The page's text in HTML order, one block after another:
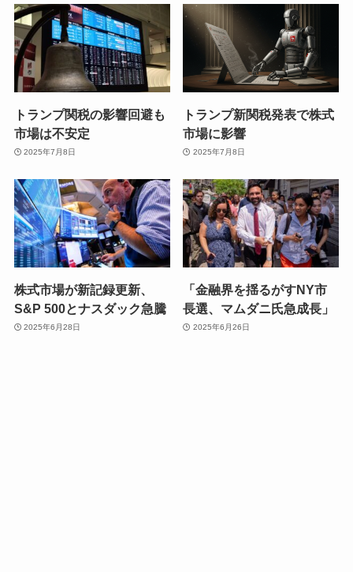
トランプ関税の影響回避も
市場は不安定
2025年7月8日
トランプ新関税発表で株式
市場に影響
2025年7月8日
株式市場が新記録更新、
S&P 500とナスダック急騰
2025年6月28日
「金融界を揺るがすNY市
長選、マムダニ氏急成長」
2025年6月26日